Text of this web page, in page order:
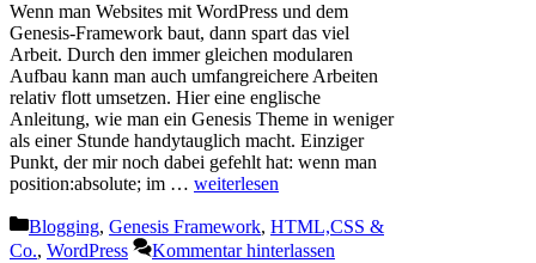
Wenn man Websites mit WordPress und dem
Genesis-Framework baut, dann spart das viel
Arbeit. Durch den immer gleichen modularen
Aufbau kann man auch umfangreichere Arbeiten
relativ flott umsetzen. Hier eine englische
Anleitung, wie man ein Genesis Theme in weniger
als einer Stunde handytauglich macht. Einziger
Punkt, der mir noch dabei gefehlt hat: wenn man
position:absolute; im … weiterlesen
Kategorien
Blogging, Genesis Framework, HTML,CSS &
Co., WordPress Kommentar hinterlassen